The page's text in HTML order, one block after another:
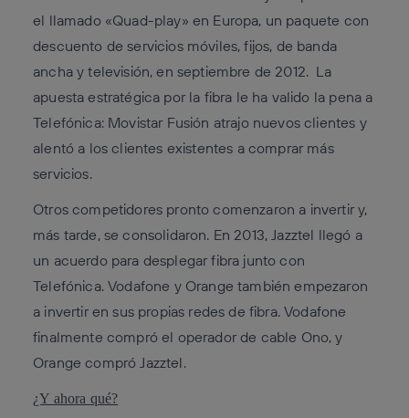
el llamado «Quad-play» en Europa, un paquete con
descuento de servicios móviles, fijos, de banda
ancha y televisión, en septiembre de 2012. La
apuesta estratégica por la fibra le ha valido la pena a
Telefónica: Movistar Fusión atrajo nuevos clientes y
alentó a los clientes existentes a comprar más
servicios.
Otros competidores pronto comenzaron a invertir y,
más tarde, se consolidaron. En 2013, Jazztel llegó a
un acuerdo para desplegar fibra junto con
Telefónica. Vodafone y Orange también empezaron
a invertir en sus propias redes de fibra. Vodafone
finalmente compró el operador de cable Ono, y
Orange compró Jazztel.
¿Y ahora qué?